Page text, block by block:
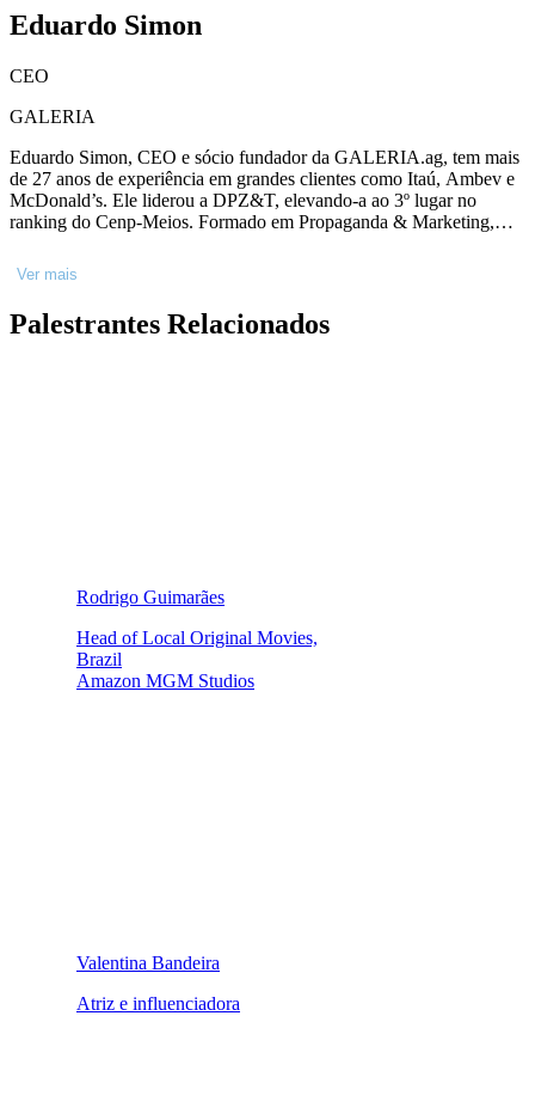
Eduardo Simon
CEO
GALERIA
Eduardo Simon, CEO e sócio fundador da GALERIA.ag, tem mais
de 27 anos de experiência em grandes clientes como Itaú, Ambev e
McDonald’s. Ele liderou a DPZ&T, elevando-a ao 3º lugar no
ranking do Cenp-Meios. Formado em Propaganda & Marketing,
pela ABP. Em 2021, fundou a GALERIA.ag e em 2022 conquistou
prêmios como Caboré e Melhores do Propmark. Atualmente, é
Conar
Ver mais
Palestrantes Relacionados
Rodrigo Guimarães
Head of Local Original Movies,
Brazil
Amazon MGM Studios
Valentina Bandeira
Atriz e influenciadora